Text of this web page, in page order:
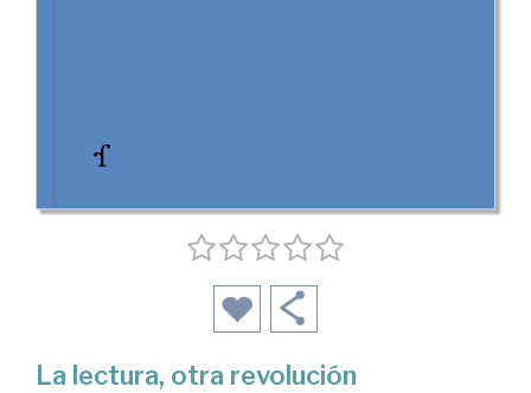
La lectura, otra revolución